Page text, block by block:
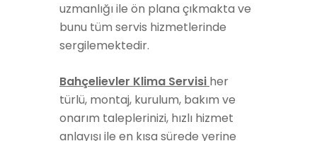
uzmanlığı ile ön plana çıkmakta ve
bunu tüm servis hizmetlerinde
sergilemektedir.
Bahçelievler Klima Servisi her
türlü, montaj, kurulum, bakım ve
onarım taleplerinizi, hızlı hizmet
anlayışı ile en kısa sürede yerine